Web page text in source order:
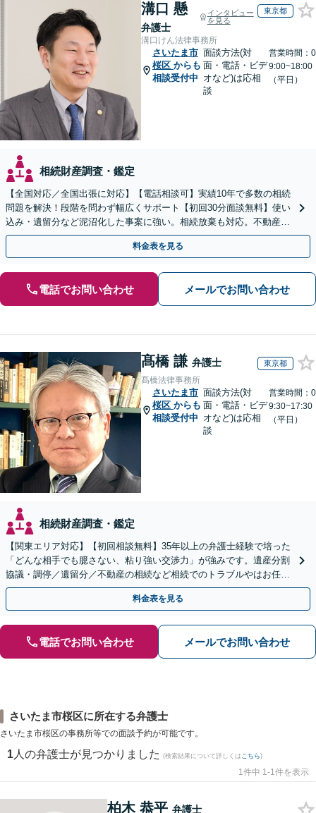
溝口 懸
弁護士
インタビュー
を見る
東京都
溝口けん法律事務所
さいたま市
桜区 からも
相談受付中
面談方法(対
面・電話・ビデ
オなど)は応相
談
営業時間：0
9:00~18:00
（平日）
相続財産調査・鑑定
【全国対応／全国出張に対応】【電話相談可】実績10年で多数の相続
問題を解決！段階を問わず幅広くサポート【初回30分面談無料】使い
込み・遺留分など泥沼化した事案に強い。相続放棄も対応。不動産相
続は次世代を見据えたご提案。生前対策もお任せを
料金表を見る
電話でお問い合わせ メールでお問い合わせ
髙橋 謙 弁護士 東京都
髙橋法律事務所
さいたま市
桜区 からも
相談受付中
面談方法(対
面・電話・ビデ
オなど)は応相
談
営業時間：0
9:30~17:30
（平日）
相続財産調査・鑑定
【関東エリア対応】【初回相談無料】35年以上の弁護士経験で培った
「どんな相手でも臆さない、粘り強い交渉力」が強みです。遺産分割
協議・調停／遺留分／不動産の相続など相続でのトラブルやはお任せ
ください。遺言書や生前贈与など生前対策にも注力
料金表を見る
電話でお問い合わせ メールでお問い合わせ
さいたま市桜区に所在する弁護士
さいたま市桜区の事務所等での面談予約が可能です。
1 人の弁護士が見つかりました (検索結果について詳しくは こちら)
1件中 1-1件を表示
柏木 恭平 弁護士